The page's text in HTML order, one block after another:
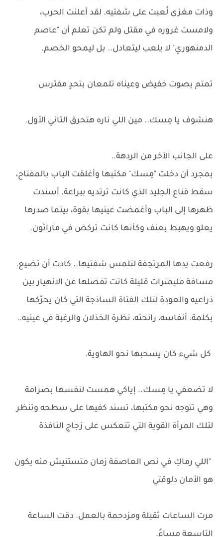
وذات مغزى لُعبت على شفتيه. لقد أعلنت الحرب،
ولامست غروره في مقتل ولم تكن تعلم أن "عاصم
الدمنهوري" لا يلعب ليتعادل.. بل ليمحو الخصم.
تمتم بصوت خفيض وعيناه تلمعان بتحدٍ مفترس
هنشوف يا مِسك.. مين اللي ناره هتحرق التاني الأول.
على الجانب الآخر من الردهة..
بمجرد أن دخلت "مِسك" مكتبها وأغلقت الباب بالمفتاح،
سقط قناع الجليد الذي كانت ترتديه ببراعة. أسندت
ظهرها إلى الباب وأغمضت عينيها بقوة، بينما صدرها
يعلو ويهبط بعنف وكأنها كانت تركض في ماراثون.
رفعت يدها المرتجفة لتلمس شفتيها.. كادت أن تضيع.
مسافة مليمترات قليلة كانت تفصلها عن الانهيار بين
ذراعيه والعودة لتلك الفتاة الساذجة التي كان يحرّكها
بكلمة. أنفاسه، رائحته، نظرة الخذلان والرغبة في عينيه..
كل شيء كان يسحبها نحو الهاوية.
لا تضعفي يا مِسك.. إياكي همست لنفسها بصرامة
وهي تتوجه نحو مكتبها، تسند كفيها على سطحه وتنظر
لتلك المرأة القوية التي تنعكس على زجاج النافذة
"اللي رماكِ في نص العاصفة زمان متستنيش منه يكون
هو الأمان دلوقتي
مرت الساعات ثقيلة ومزدحمة بالعمل. دقت الساعة
التاسعة مساءً.